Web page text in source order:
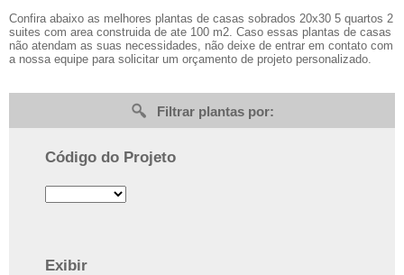
Confira abaixo as melhores plantas de casas sobrados 20x30 5 quartos 2
suites com area construida de ate 100 m2. Caso essas plantas de casas
não atendam as suas necessidades, não deixe de entrar em contato com
a nossa equipe para solicitar um orçamento de projeto personalizado.
Filtrar plantas por:
Código do Projeto
Exibir